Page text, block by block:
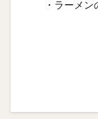
・ラーメ